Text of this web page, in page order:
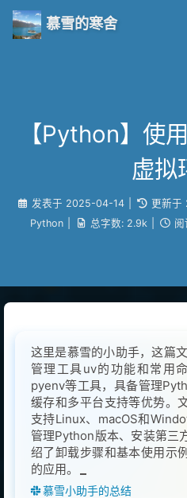
慕雪的寒舍
【Python】使
虚拟
发表于 2025-04-14 更新于
Python
总字数: 2.9k 阅
这里是慕雪的小助手，这篇
管理工具uv的功能和常用
pyenv等工具，具备管理
缓存和多平台支持等优势。
支持Linux、macOS和
管理Python版本、安装第三
绍了卸载步骤和基本使用示
的应用。
慕雪小助手的总结